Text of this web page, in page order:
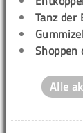
Tanz der
Shoppen
Alle